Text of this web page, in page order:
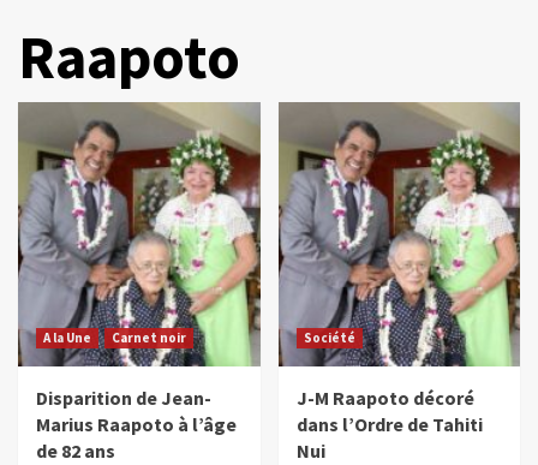
Raapoto
A la Une Carnet noir
Disparition de Jean-
Marius Raapoto à l’âge
de 82 ans
Société
J-M Raapoto décoré
dans l’Ordre de Tahiti
Nui